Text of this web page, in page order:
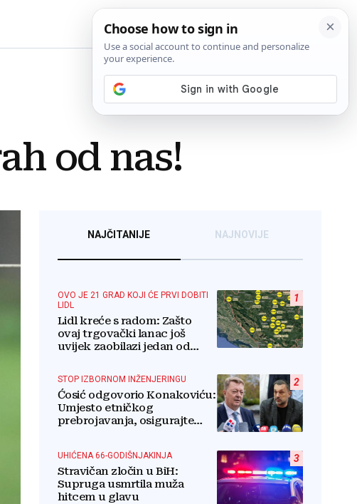
od nas!
NAJČITANIJE NAJNOVIJE
1
OVO JE 21 GRAD KOJI ĆE PRVI DOBITI
LIDL
Lidl kreće s radom: Zašto
ovaj trgovački lanac još
uvijek zaobilazi jedan od
2
STOP IZBORNOM INŽENJERINGU
Ćosić odgovorio Konakoviću:
Umjesto etničkog
prebrojavanja, osigurajte
3
UHIĆENA 66-GODIŠNJAKINJA
Stravičan zločin u BiH:
Supruga usmrtila muža
hitcem u glavu